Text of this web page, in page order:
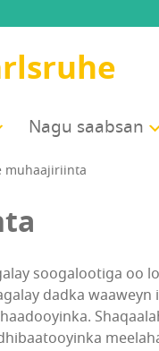
Nagu saabsan
muhaajiriinta
soogalootiga oo
dadka